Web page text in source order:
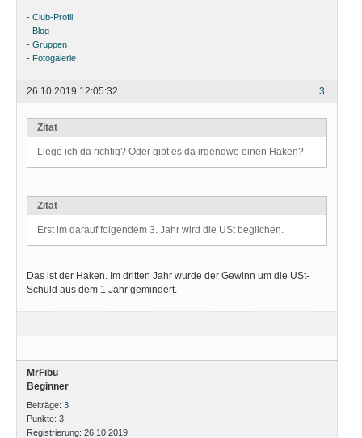
- Club-Profil
- Blog
- Gruppen
- Fotogalerie
3.
26.10.2019 12:05:32
Zitat
Liege ich da richtig? Oder gibt es da irgendwo einen Haken?
Zitat
Erst im darauf folgendem 3. Jahr wird die USt beglichen.
Das ist der Haken. Im dritten Jahr wurde der Gewinn um die USt-
Schuld aus dem 1 Jahr gemindert.
MrFibu
Beginner
Beiträge: 3
Punkte: 3
Registrierung: 26.10.2019